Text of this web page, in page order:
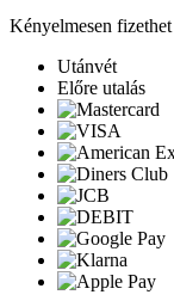
Kényelmesen fizethet
Utánvét
Előre utalás